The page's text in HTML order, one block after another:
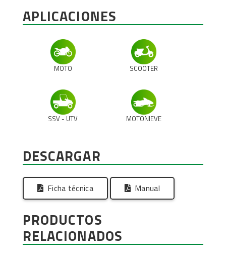
APLICACIONES
MOTO SCOOTER
SSV - UTV MOTONIEVE
DESCARGAR
Ficha técnica Manual
PRODUCTOS
RELACIONADOS